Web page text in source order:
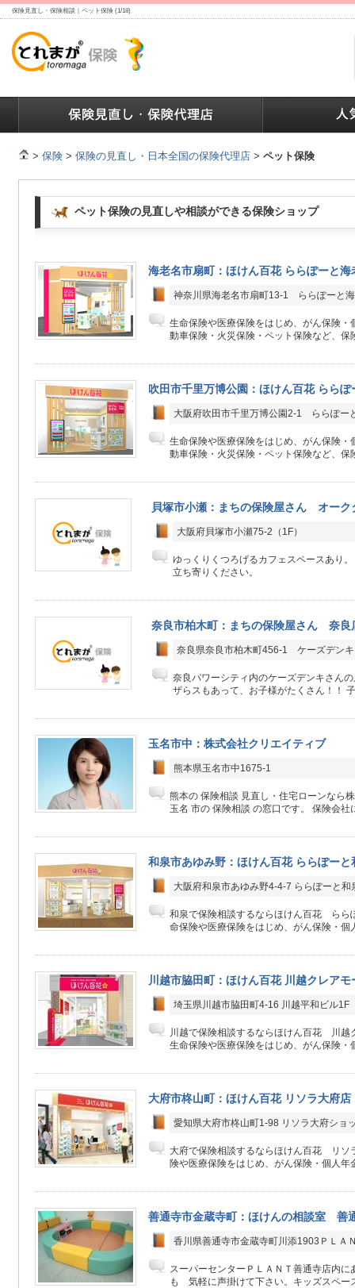
保険見直し・保険相談｜ペット保険 (1/18)
> 保険 > 保険の見直し・日本全国の保険代理店 > ペット保険
ペット保険の見直しや相談ができる保険ショップ
海老名市扇町：ほけん百花 ららぽーと海
神奈川県海老名市扇町13-1 ららぽーと
生命保険や医療保険をはじめ、がん保険・
動車保険・火災保険・ペット保険など、保
吹田市千里万博公園：ほけん百花 ららぽ
大阪府吹田市千里万博公園2-1 ららぽー
生命保険や医療保険をはじめ、がん保険・
動車保険・火災保険・ペット保険など、保
貝塚市小瀬：まちの保険屋さん オーク
大阪府貝塚市小瀬75-2（1F）
ゆっくりくつろげるカフェスペースあり
立ち寄りください。
奈良市柏木町：まちの保険屋さん 奈良
奈良県奈良市柏木町456-1 ケーズデン
奈良パワーシティ内のケーズデンキさん
ザらスもあって、お子様がたくさん！！
玉名市中：株式会社クリエイティブ
熊本県玉名市中1675-1
熊本の 保険相談 見直し・住宅ローンなら
玉名 市の 保険相談 の窓口です。 保険会社
和泉市あゆみ野：ほけん百花 ららぽーと
大阪府和泉市あゆみ野4-4-7 ららぽーと和
和泉で保険相談するならほけん百花 らら
命保険や医療保険をはじめ、がん保険・個
川越市脇田町：ほけん百花 川越クレアモ
埼玉県川越市脇田町4-16 川越平和ビル1F
川越で保険相談するならほけん百花 川越
生命保険や医療保険をはじめ、がん保険・
大府市柊山町：ほけん百花 リソラ大府店
愛知県大府市柊山町1-98 リソラ大府ショ
大府で保険相談するならほけん百花 リソ
険や医療保険をはじめ、がん保険・個人年
善通寺市金蔵寺町：ほけんの相談室 善
香川県善通寺市金蔵寺町川添1903ＰＬＡ
スーパーセンターＰＬＡＮＴ善通寺店内に
も 気軽に声掛けて下さい。キッズスペ